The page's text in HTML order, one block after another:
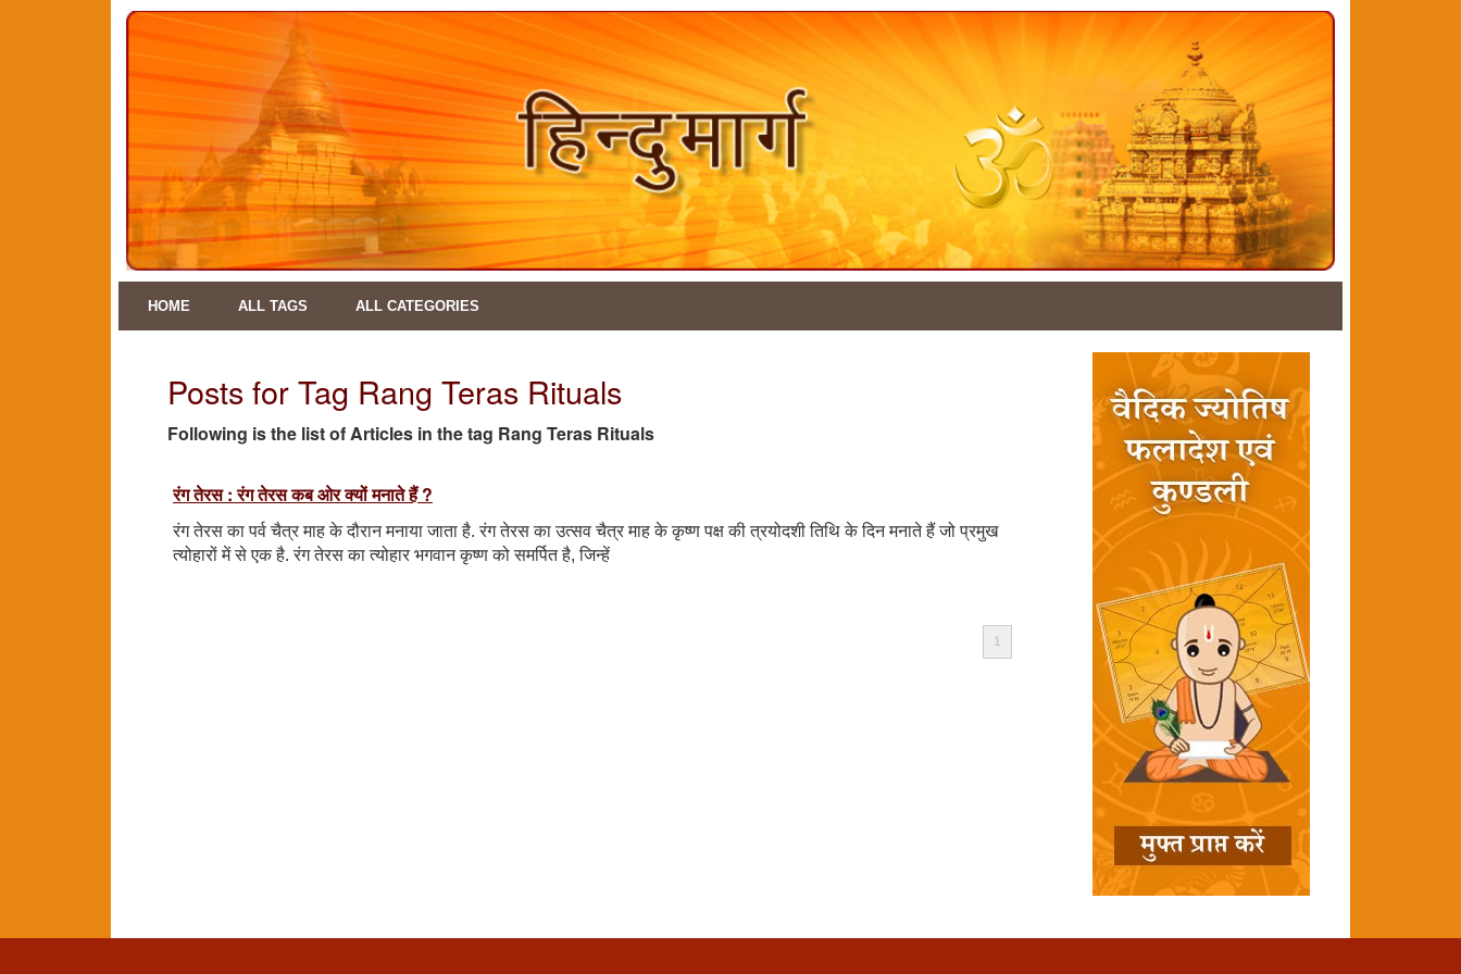
HOME ALL TAGS ALL CATEGORIES
Posts for Tag Rang Teras Rituals
Following is the list of Articles in the tag Rang Teras Rituals
रंग तेरस : रंग तेरस कब ओर क्यों मनाते हैं ?
रंग तेरस का पर्व चैत्र माह के दौरान मनाया जाता है. रंग तेरस का उत्सव चैत्र माह के कृष्ण पक्ष की त्रयोदशी तिथि के दिन मनाते हैं जो प्रमुख
त्योहारों में से एक है. रंग तेरस का त्योहार भगवान कृष्ण को समर्पित है, जिन्हें
1